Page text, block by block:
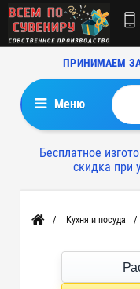
ПРИНИМАЕМ
Меню
Бесплатное
скидка при
Главная Кухня и посуда